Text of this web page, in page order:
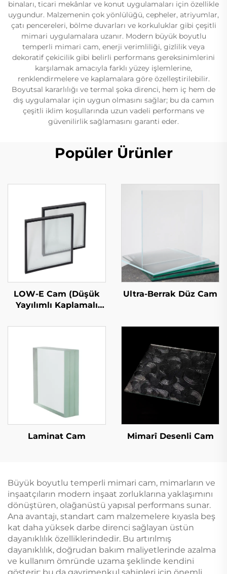
binaları, ticari mekânlar ve konut uygulamaları için özellikle
uygundur. Malzemenin çok yönlülüğü, cepheler, atriyumlar,
çatı pencereleri, bölme duvarları ve korkuluklar gibi çeşitli
mimari uygulamalara uzanır. Modern büyük boyutlu
temperli mimari cam, enerji verimliliği, gizlilik veya
dekoratif çekicilik gibi belirli performans gereksinimlerini
karşılamak amacıyla farklı yüzey işlemlerine,
renklendirmelere ve kaplamalara göre özelleştirilebilir.
Boyutsal kararlılığı ve termal şoka direnci, hem iç hem de
dış uygulamalar için uygun olmasını sağlar; bu da camın
çeşitli iklim koşullarında uzun vadeli performans ve
güvenilirlik sağlamasını garanti eder.
Popüler Ürünler
LOW-E Cam (Düşük
Yayılımlı Kaplamalı
Ultra-Berrak Düz Cam
Laminat Cam Mimarî Desenli Cam
Büyük boyutlu temperli mimari cam, mimarların ve
inşaatçıların modern inşaat zorluklarına yaklaşımını
dönüştüren, olağanüstü yapısal performans sunar.
Ana avantajı, standart cam malzemelere kıyasla beş
kat daha yüksek darbe direnci sağlayan üstün
dayanıklılık özelliklerindedir. Bu artırılmış
dayanıklılık, doğrudan bakım maliyetlerinde azalma
ve kullanım ömründe uzama şeklinde kendini